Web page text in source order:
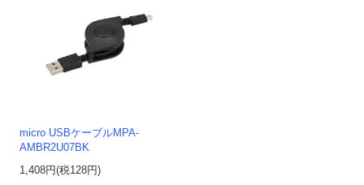
micro USBケーブルMPA-
AMBR2U07BK
1,408円(税128円)